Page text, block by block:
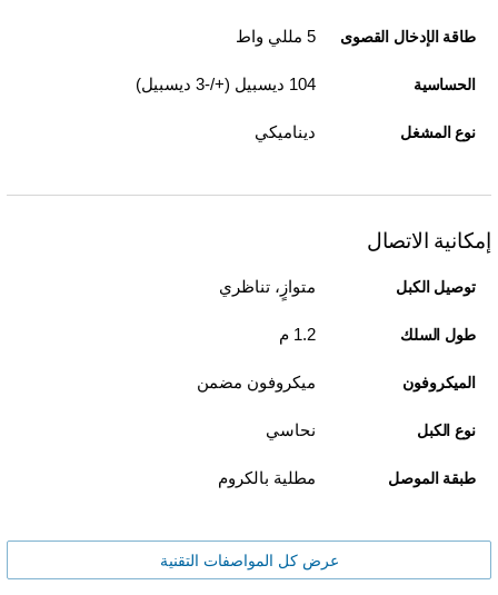
طاقة الإدخال القصوى 5 مللي واط
الحساسية 104 ديسبيل (+/-3 ديسبيل)
نوع المشغل ديناميكي
إمكانية الاتصال
توصيل الكبل متوازٍ، تناظري
طول السلك 1.2 م
الميكروفون ميكروفون مضمن
نوع الكبل نحاسي
طبقة الموصل مطلية بالكروم
عرض كل المواصفات التقنية